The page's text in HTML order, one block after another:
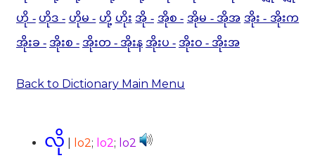
ဟို - ဟိုဒ - ဟိုမ - ဟို့ ဟိုး အို - အိုစ - အိုမ - အိုအ အိုး - အိုးက
အိုးခ - အိုးစ - အိုးတ - အိုးန အိုးပ - အိုးဝ - အိုးအ
Back to Dictionary Main Menu
လို lo2; lo2; lo2